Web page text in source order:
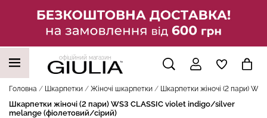
офіційний магазин
Головна Шкарпетки Жіночі шкарпетки Шкарпетки жіночі (2 пари)
Шкарпетки жіночі (2 пари) WS3 CLASSIC violet indigo/silver
melange (фіолетовий/сірий)
НАШІ ТРЕНДОВІ ТОВАРИ